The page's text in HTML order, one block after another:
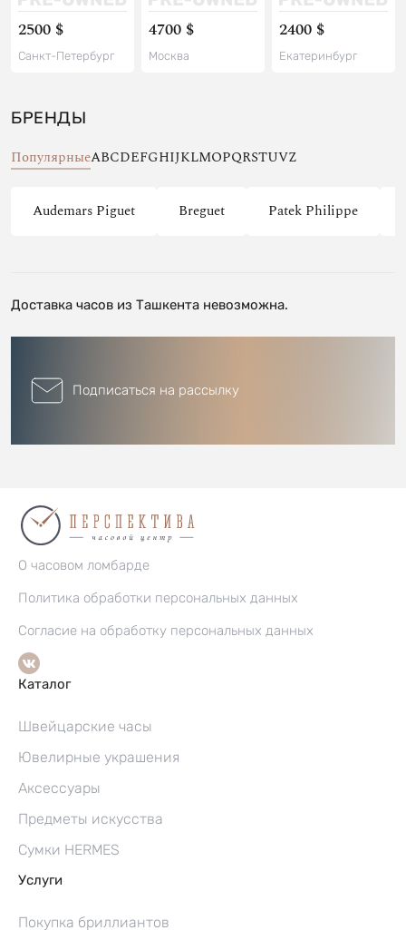
2500 $
Санкт-Петербург
4700 $
Москва
2400 $
Екатеринбург
БРЕНДЫ
ПопулярныеABCDEFGHIJKLMOPQRSTUVZ
Audemars Piguet Breguet Patek Philippe
Доставка часов из Ташкента невозможна.
Подписаться на рассылку
О часовом ломбарде
Политика обработки персональных данных
Согласие на обработку персональных данных
Каталог
Швейцарские часы
Ювелирные украшения
Аксессуары
Предметы искусства
Сумки HERMES
Услуги
Покупка бриллиантов